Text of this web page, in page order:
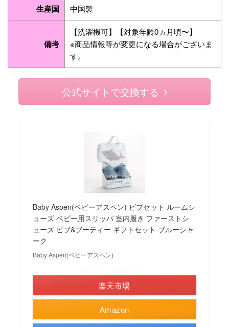
生産国 中国製
備考
【洗濯機可】【対象年齢0ヵ月頃〜】
※商品情報等が変更になる場合がございま
す。
公式サイトで交換する
Baby Aspen(ベビーアスペン) ビブセット ルームシ
ューズ ベビー用スリッパ 室内履き ファーストシ
ューズ ビブ&ブーティー ギフトセット ブルーシャ
ーク
Baby Aspen(ベビーアスペン)
Amazon
楽天市場